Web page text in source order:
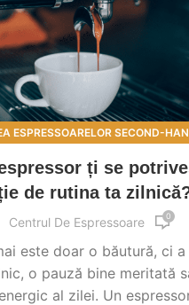
ESPRESSOARELOR SECOND-
ți se
de rutina ta
Centrul De Espressoare 0
este doar o băutură, ci
o pauză bine meritată
al zilei. Un